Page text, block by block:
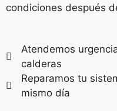
condiciones después
Atendemos
calderas
Reparamos tu
mismo día